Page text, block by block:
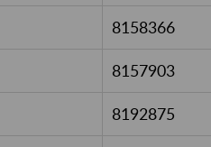
8158366
8157903
8192875